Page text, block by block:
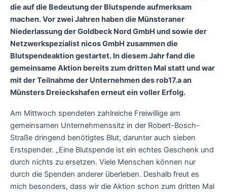
die auf die Bedeutung der Blutspende aufmerksam
machen. Vor zwei Jahren haben die Münsteraner
Niederlassung der Goldbeck Nord GmbH und sowie der
Netzwerkspezialist nicos GmbH zusammen die
Blutspendeaktion gestartet. In diesem Jahr fand die
gemeinsame Aktion bereits zum dritten Mal statt und war
mit der Teilnahme der Unternehmen des rob17.a an
Münsters Dreieckshafen erneut ein voller Erfolg.
Am Mittwoch spendeten zahlreiche Freiwillige am
gemeinsamen Unternehmenssitz in der Robert-Bosch-
Straße dringend benötigtes Blut, darunter auch sieben
Erstspender. „Eine Blutspende ist ein echtes Geschenk und
durch nichts zu ersetzen. Viele Menschen können nur
durch die Spenden anderer überleben. Deshalb freut es
mich besonders, dass wir die Aktion schon zum dritten Mal